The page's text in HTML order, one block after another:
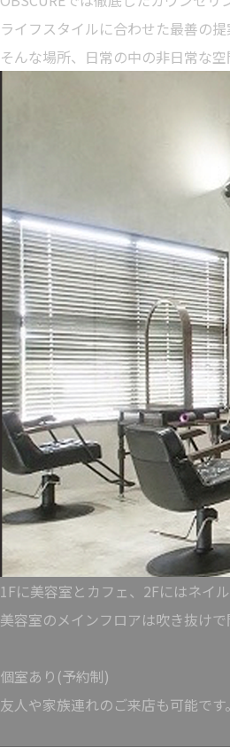
ライフスタイルに合わせた最善の
そんな場所、日常の中の非日常な空
1Fに美容室とカフェ、2Fにはネイ
美容室のメインフロアは吹き抜けで
個室あり(予約制)
友人や家族連れのご来店も可能です。